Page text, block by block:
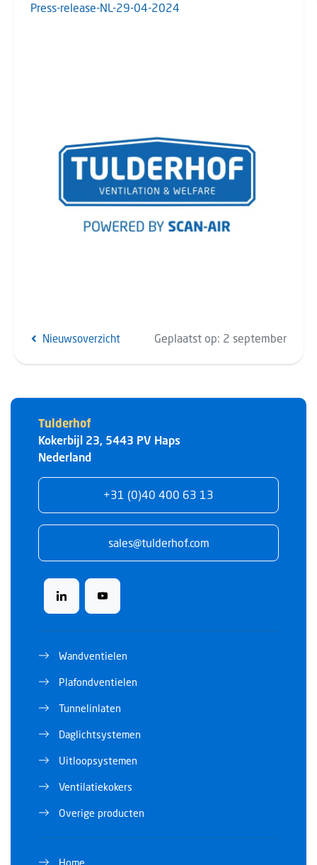
Press-release-NL-29-04-2024
Nieuwsoverzicht Geplaatst op: 2 september
Tulderhof
Kokerbijl 23 5443 PV Haps
Nederland
+31 (0)40 400 63 13
sales@tulderhof.com
Wandventielen
Plafondventielen
Tunnelinlaten
Daglichtsystemen
Uitloopsystemen
Ventilatiekokers
Overige producten
Home